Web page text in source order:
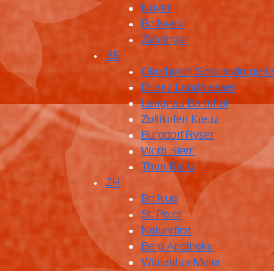
Noyer
Bollwerk
Zähringer
BE
Oberhofen Schlossdrogerie
Brienz Landmesser
Langnau Bahnhof
Zollikofen Kreuz
Burgdorf Ryser
Worb Stern
Thun Bälliz
ZH
Bellvue
St. Peter
Naturefirst
Berg Apotheke
Winterthur Meier